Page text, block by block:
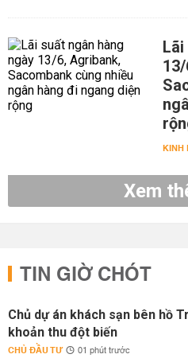
KINH
Xem
TIN GIỜ CHÓT
Chủ dự án khách sạn bên hồ
khoản thu đột biến
CHỦ ĐẦU TƯ 01 phút trước